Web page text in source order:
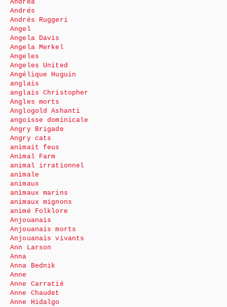
Andréa
Andrés
Andrés Ruggeri
Angel
Angela Davis
Angela Merkel
Angeles
Angeles United
Angélique Huguin
anglais
anglais Christopher
Angles morts
Anglogold Ashanti
angoisse dominicale
Angry Brigade
Angry cats
animait feus
Animal Farm
animal irrationnel
animale
animaux
animaux marins
animaux mignons
animé Folklore
Anjouanais
Anjouanais morts
Anjouanais vivants
Ann Larson
Anna
Anna Bednik
Anne
Anne Carratié
Anne Chaudet
Anne Hidalgo